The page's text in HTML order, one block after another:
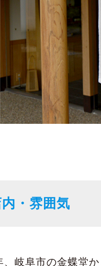
内・雰囲気
、岐阜市の金蝶堂